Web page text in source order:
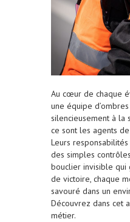
Au cœur de chaque
une équipe
silencieusement à la
ce sont les agents
Leurs
des simples
bouclier invisible qui
de victoire, chaque
savouré dans un
Découvrez dans cet
métier.